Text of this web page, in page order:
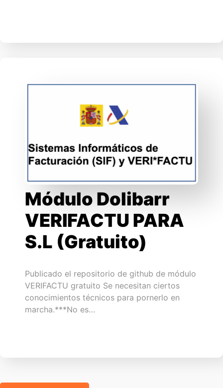
Módulo Dolibarr
VERIFACTU PARA
S.L (Gratuito)
Publicado el repositorio de github de módulo
VERIFACTU gratuito Se necesitan ciertos
conocimientos técnicos para pornerlo en
marcha.***No es…